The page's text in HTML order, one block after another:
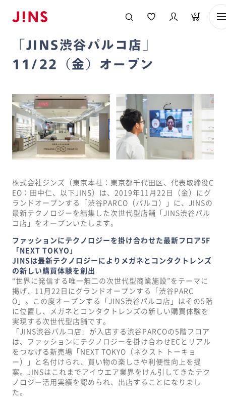
0
「JINS渋谷パルコ店」11/22（金
2019/11/19
「JINS渋谷パルコ店」
11/22（金）オープン
株式会社ジンズ（東京本社：東京都千代田区、代表取締役C
EO：田中仁、以下JINS）は、2019年11月22日（金）にグ
ランドオープンする「渋谷PARCO（パルコ）」に、JINSの
最新テクノロジーを結集した次世代型店舗「JINS渋谷パル
コ店」をオープンいたします。
ファッションにテクノロジーを掛け合わせた最新フロア5F
「NEXT TOKYO」
JINSは最新テクノロジーによりメガネとコンタクトレンズ
の新しい購買体験を創出
“世界に発信する唯一無二の次世代型商業施設”をテーマに
掲げ、11月22日にグランドオープンする「渋谷PARC
O」。この度オープンする「JINS渋谷パルコ店」はその5階
に位置し、メガネとコンタクトレンズの新しい購買体験を
実現する次世代型店舗です。
「JINS渋谷パルコ店」が入店する渋谷PARCOの5階フロア
は、ファッションにテクノロジーを掛け合わせECとリアル
をつなげる新売場「NEXT TOKYO（ネクスト トーキョ
ー）」と名付けられ、買い物の楽しさや利便性向上を提
案。JINSはこれまでアイウエア業界をけん引してきたテク
ノロジー活用実績を認められ、出店することになりまし
た。